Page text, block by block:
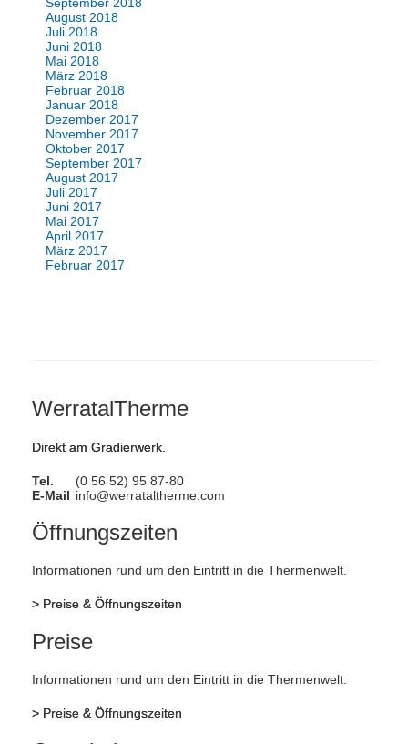
August 2018
Juli 2018
Juni 2018
Mai 2018
März 2018
Februar 2018
Januar 2018
Dezember 2017
November 2017
Oktober 2017
September 2017
August 2017
Juli 2017
Juni 2017
Mai 2017
April 2017
März 2017
Februar 2017
WerratalTherme
Direkt am Gradierwerk.
Tel.
(0 56 52) 95 87-80
E-Mail info@werrataltherme.com
Öffnungszeiten
Informationen rund um den Eintritt in die Thermenwelt.
> Preise & Öffnungszeiten
Preise
Informationen rund um den Eintritt in die Thermenwelt.
> Preise & Öffnungszeiten